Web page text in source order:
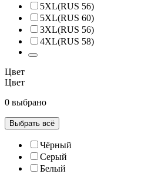
5XL(RUS 56)
5XL(RUS 60)
3XL(RUS 56)
4XL(RUS 58)
Цвет
Цвет
0 выбрано
Выбрать всё
Чёрный
Серый
Белый